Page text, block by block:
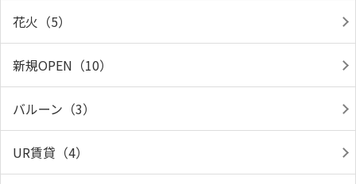
花火（5）
新規OPEN（10）
バルーン（3）
UR賃貸（4）